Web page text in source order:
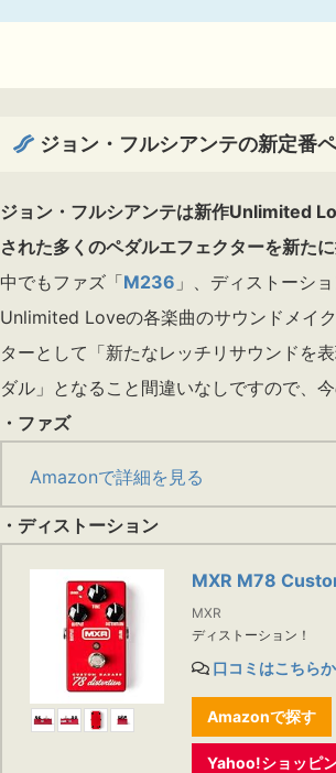
ジョン・フルシアンテの新定番
ジョン・フルシアンテは新作Unlimited
された多くのペダルエフェクターを新たに
中でもファズ「M236 」、ディストーシ
Unlimited Loveの各楽曲のサウンドメイ
ターとして「新たなレッチリサウンドを
ダル」となること間違いなしですので、
・ファズ
Amazonで詳細を見る
・ディストーション
MXR M78
MXR
ディストーション！
口コミはこちら
Amazonで探す
Yahoo!ショッピ